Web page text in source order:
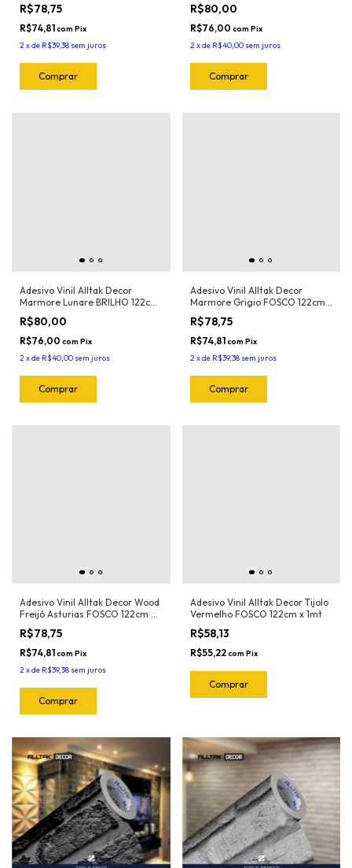
R$78,75
R$74,81com Pix
2xde R$39,38 sem juros
R$80,00
R$76,00 com Pix
2xde R$40,00 sem juros
Adesivo Vinil Alltak Decor
Marmore Lunare BRILHO 122cm
x 1mt
R$80,00
R$76,00 com Pix
2xde R$40,00 sem juros
Adesivo Vinil Alltak Decor
Marmore Grigio FOSCO 122cm x
1mt
R$78,75
R$74,81com Pix
2xde R$39,38 sem juros
Adesivo Vinil Alltak Decor Wood
Freijó Asturias FOSCO 122cm x
1mt
R$78,75
R$74,81com Pix
2xde R$39,38 sem juros
Adesivo Vinil Alltak Decor Tijolo
Vermelho FOSCO 122cm x 1mt
R$58,13
R$55,22com Pix